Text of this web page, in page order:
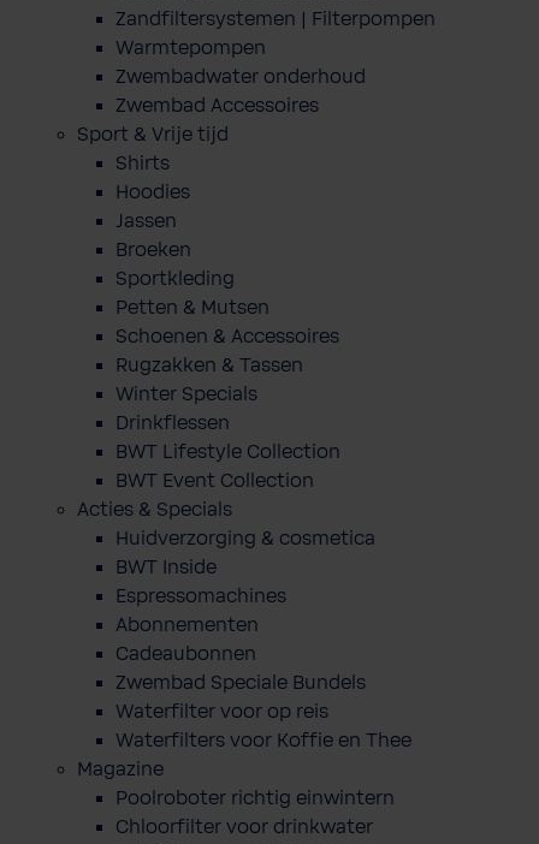
Zandfiltersystemen | Filterpompen
Warmtepompen
Zwembadwater onderhoud
Zwembad Accessoires
Sport & Vrije tijd
Shirts
Hoodies
Jassen
Broeken
Sportkleding
Petten & Mutsen
Schoenen & Accessoires
Rugzakken & Tassen
Winter Specials
Drinkflessen
BWT Lifestyle Collection
BWT Event Collection
Acties & Specials
Huidverzorging & cosmetica
BWT Inside
Espressomachines
Abonnementen
Cadeaubonnen
Zwembad Speciale Bundels
Waterfilter voor op reis
Waterfilters voor Koffie en Thee
Magazine
Poolroboter richtig einwintern
Chloorfilter voor drinkwater